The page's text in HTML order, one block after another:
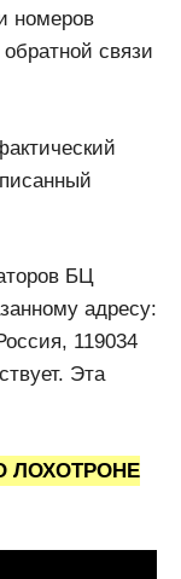
номеров
связи
БЦ
адресу:
119034
Эта
ЛОХОТРОНЕ